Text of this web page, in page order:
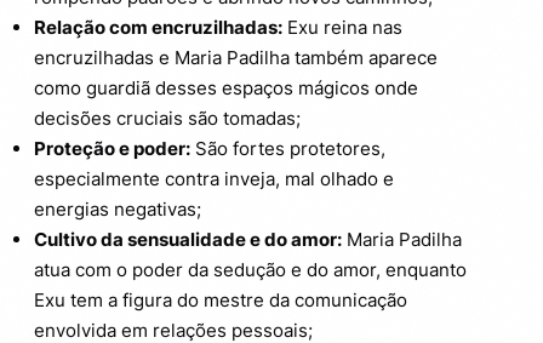
Relação com encruzilhadas: Exu reina nas
encruzilhadas e Maria Padilha também aparece
como guardiã desses espaços mágicos onde
decisões cruciais são tomadas;
Proteção e poder: São fortes protetores,
especialmente contra inveja, mal olhado e
energias negativas;
Cultivo da sensualidade e do amor: Maria Padilha
atua com o poder da sedução e do amor, enquanto
Exu tem a figura do mestre da comunicação
envolvida em relações pessoais;